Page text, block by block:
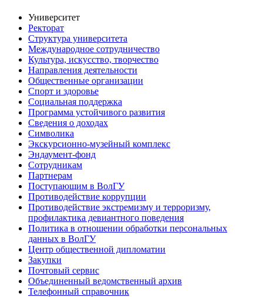
Университет
Ректорат
Структура университета
Международное сотрудничество
Культура, искусство, творчество
Направления деятельности
Общественные организации
Спорт и здоровье
Социальная поддержка
Программа устойчивого развития
Сведения о доходах
Символика
Экскурсионно-музейный комплекс
Эндаумент-фонд
Сотрудникам
Партнерам
Поступающим в ВолГУ
Противодействие коррупции
Противодействие экстремизму и терроризму,
профилактика девиантного поведения
Политика в отношении обработки персональных
данных в ВолГУ
Центр общественной дипломатии
Закупки
Почтовый сервис
Объединенный ведомственный архив
Телефонный справочник